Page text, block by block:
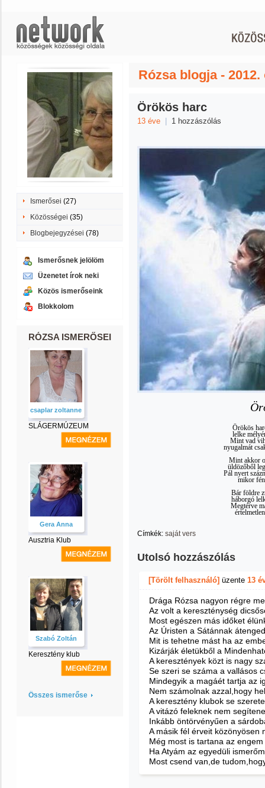
Ismerősei (27)
Közösségei (35)
Blogbejegyzései (78)
Ismerősnek jelölöm
Üzenetet írok neki
Közös ismerőseink
Blokkolom
RÓZSA ISMERŐSEI
csaplar zoltanne
SLÁGERMÚZEUM
Gera Anna
Ausztria Klub
Szabó Zoltán
Keresztény klub
Összes ismerőse
Rózsa blogja -
Örökös harc
13 éve 1 hozzászólás
Örökös
lelke
Mint vad
nyugalmát
Mint akkor
üldözőből
Pál nyert
mikor
Bár földre
háborgó
Megtérve
Címkék: saját vers
Utolsó hozzászólás
[Törölt felhasználó] üzente 13
Drága Rózsa nagyon régre
Az volt a kereszténység
Most egészen más időket
Az Úristen a Sátánnak
Mit is tehetne mást ha az
Kizárják életükből a
A keresztények közt is nagy
Se szeri se száma a vallásos
Mindegyik a magáét tartja az
Nem számolnak azzal,hogy
A keresztény klubok se
A vitázó feleknek nem
Inkább öntörvényűen a
A másik fél érveit közönyösen
Még most is tartana az
Ha Atyám az egyedüli
Most csend van,de